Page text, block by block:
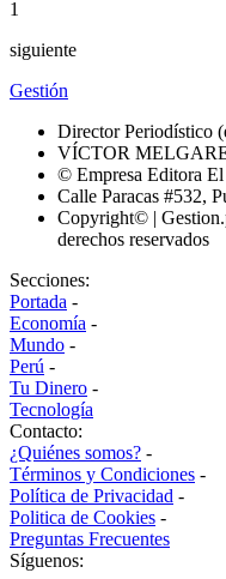
1
siguiente
Gestión
Director Periodístico
VÍCTOR
© Empresa Editora
Calle Paracas #532,
Copyright© |
derechos reservados
Secciones:
Portada -
Economía -
Mundo -
Perú -
Tu Dinero -
Tecnología
Contacto:
¿Quiénes somos? -
Términos y Condiciones -
Política de Privacidad -
Politica de Cookies -
Preguntas Frecuentes
Síguenos: